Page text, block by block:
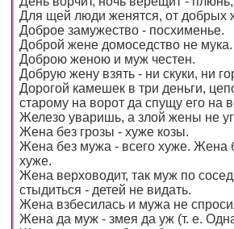
Для щей люди женятся, от добрых
Доброе замужество - посхименье.
Доброй жене домоседство не мука.
Доброю женою и муж честен.
Добрую жену взять - ни скуки, ни
Дорогой камешек в три деньги,
старому на ворот да спущу его на
Железо уваришь, а злой жены не
Жена без грозы - хуже козы.
Жена без мужа - всего хуже. Жена
хуже.
Жена верховодит, так муж по
стыдиться - детей не видать.
Жена взбесилась и мужа не
Жена да муж - змея да уж (т. е.